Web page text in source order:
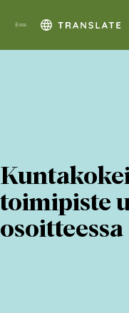
toimipiste
osoitteessa